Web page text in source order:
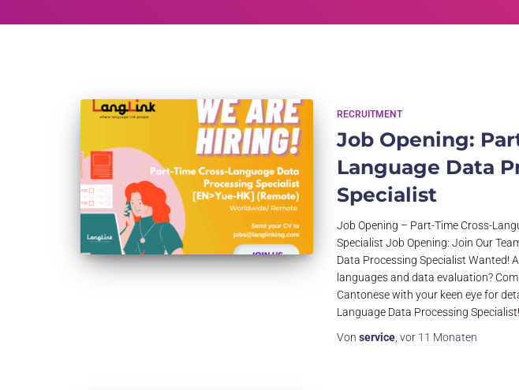
RECRUITMENT
Job Opening:
Language Data
Specialist
Job Opening – Part-Time Cross-
Specialist Job Opening: Join Our
Data Processing Specialist Wanted!
languages and data evaluation?
Cantonese with your keen eye for
Language Data Processing Specialist!
Von service , vor 11 Monaten